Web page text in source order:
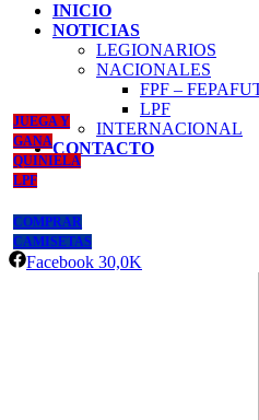
INICIO
NOTICIAS
LEGIONARIOS
NACIONALES
FPF –
LPF
INTERNACIONAL
CONTACTO
JUEGA Y
GANA
QUINIELA
LPF
COMPRAR
CAMISETAS
Facebook 30,0K